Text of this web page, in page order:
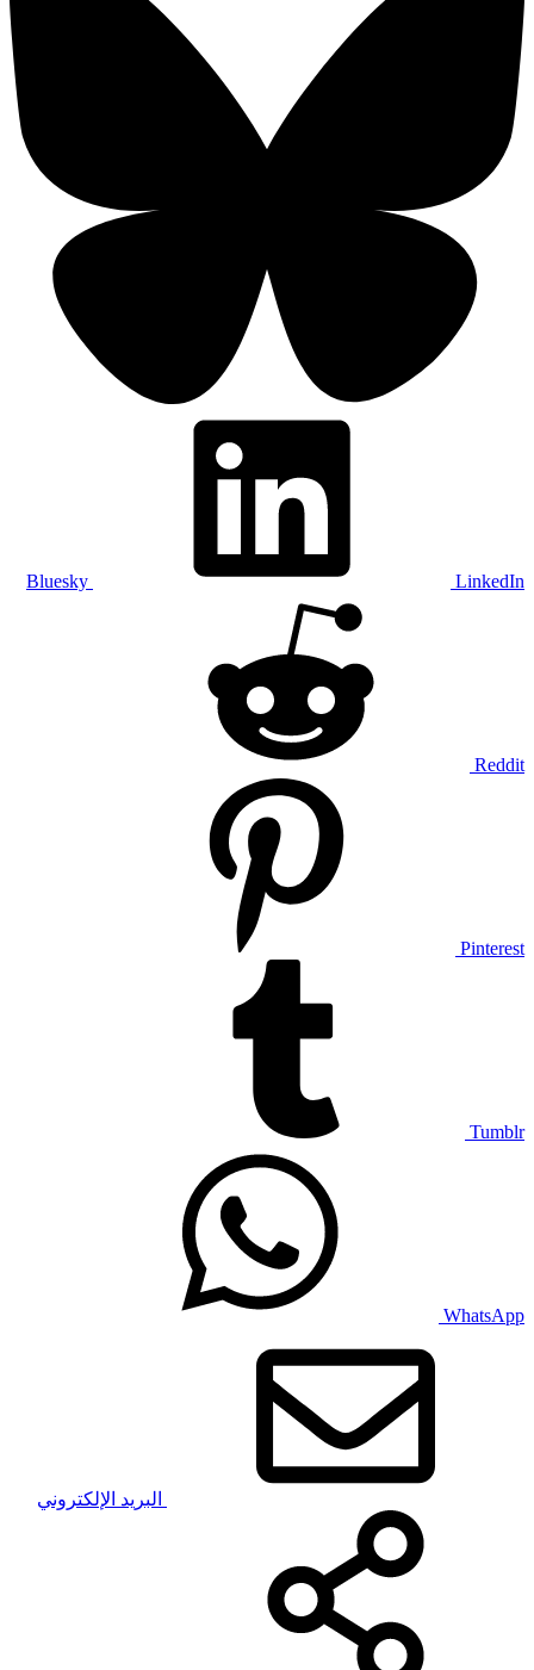
Bluesky LinkedIn
Reddit
Pinterest
Tumblr
WhatsApp
البريد الإلكتروني